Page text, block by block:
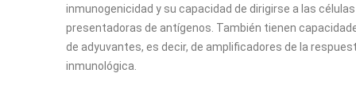
inmunogenicidad y su capacidad de dirigirse a las células
presentadoras de antígenos. También tienen
de adyuvantes, es decir, de amplificadores de la
inmunológica.